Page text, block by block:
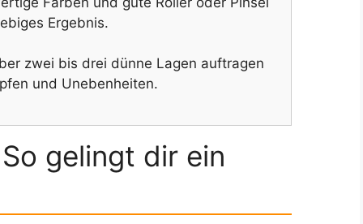
Ergebnis.
zwei bis drei dünne Lagen auftragen
und Unebenheiten.
gelingt dir ein